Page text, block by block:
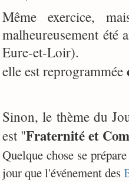
Même exercice,
malheureusement été
Eure-et-Loir).
elle est reprogrammée
Sinon, le thème du
est "Fraternité et
Quelque chose se
jour que l'événement des